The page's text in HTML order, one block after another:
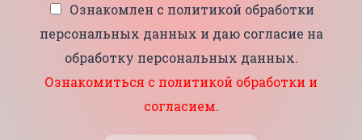
Ознакомлен с политикой обработки
персональных данных и даю согласие на
обработку персональных данных.
Ознакомиться с политикой обработки и
согласием.